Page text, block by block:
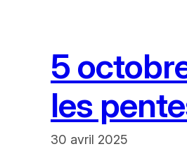
5
les
30 avril 2025